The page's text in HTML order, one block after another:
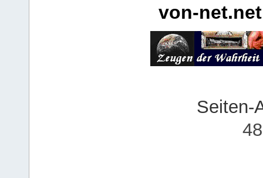
von-net.net
Seiten-